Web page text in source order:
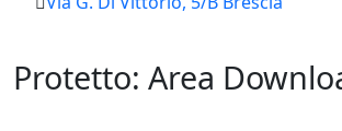
Protetto: Area